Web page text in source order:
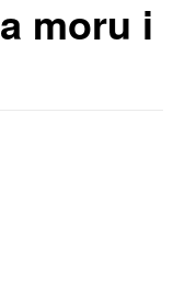
moru i